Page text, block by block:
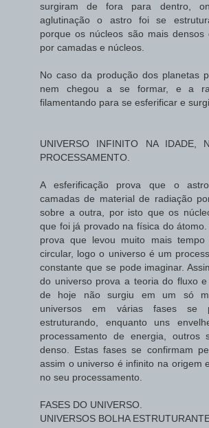
surgiram de fora para dentro,
aglutinação o astro foi se
porque os núcleos são mais
por camadas e núcleos.
No caso da produção dos planetas
nem chegou a se formar, e a
filamentando para se esferificar e
UNIVERSO INFINITO NA IDADE,
PROCESSAMENTO.
A esferificação prova que o
camadas de material de radiação
sobre a outra, por isto que os
que foi já provado na física do
prova que levou muito mais
circular, logo o universo é um
constante que se pode imaginar.
do universo prova a teoria do fluxo
de hoje não surgiu em um só
universos em várias fases se
estruturando, enquanto uns
processamento de energia, outros
denso. Estas fases se confirmam
assim o universo é infinito na origem
no seu processamento.
FASES DO UNIVERSO.
UNIVERSOS BOLHA